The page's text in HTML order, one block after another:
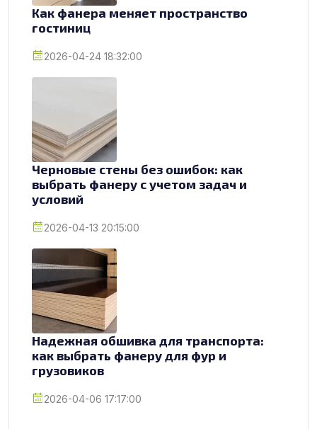
Как фанера меняет пространство
гостиниц
2026-04-24 18:32:00
Черновые стены без ошибок: как
выбрать фанеру с учетом задач и
условий
2026-04-13 20:15:00
Надежная обшивка для транспорта:
как выбрать фанеру для фур и
грузовиков
2026-04-06 17:17:00